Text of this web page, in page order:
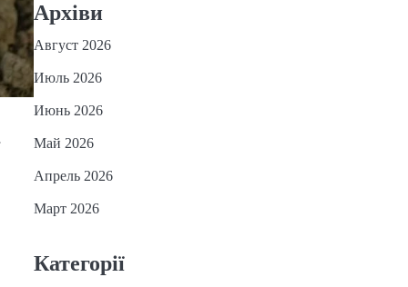
Архіви
Август 2026
Июль 2026
Июнь 2026
Май 2026
Апрель 2026
Март 2026
Категорії